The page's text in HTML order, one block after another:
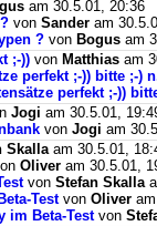
am 30.5.01, 20:36
von Sander am
? von Bogus am
;-)) von Matthias am
perfekt ;-)) bitte ;-)
perfekt ;-))
Jogi am 30.5.01,
von Jogi am
Skallaam 30.5.01,
Oliver am 30.5.01,
von Stefan Skalla
Testvon Oliver
im Beta-Testvon